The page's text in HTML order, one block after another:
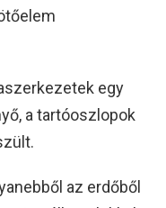
egy
a tartóoszlopok
az erdőből